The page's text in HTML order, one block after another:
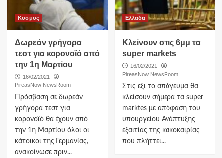
Κοσμος
Δωρεάν γρήγορα
τεστ για κορονοϊό από
την 1η Μαρτίου
16/02/2021
PireasNow NewsRoom
Πρόσβαση σε δωρεάν
γρήγορα τεστ για
κορονοϊό θα έχουν από
την 1η Μαρτίου όλοι οι
κάτοικοι της Γερμανίας,
ανακοίνωσε πριν...
Ελλαδα
Κλείνουν στις 6μμ τα
super markets
16/02/2021
PireasNow NewsRoom
Στις εξι το απόγευμα θα
κλείσουν σήμερα τα super
marktes με απόφαση του
υπουργείου Ανάπτυξης
εξαιτίας της κακοκαιρίας
που πλήττει...